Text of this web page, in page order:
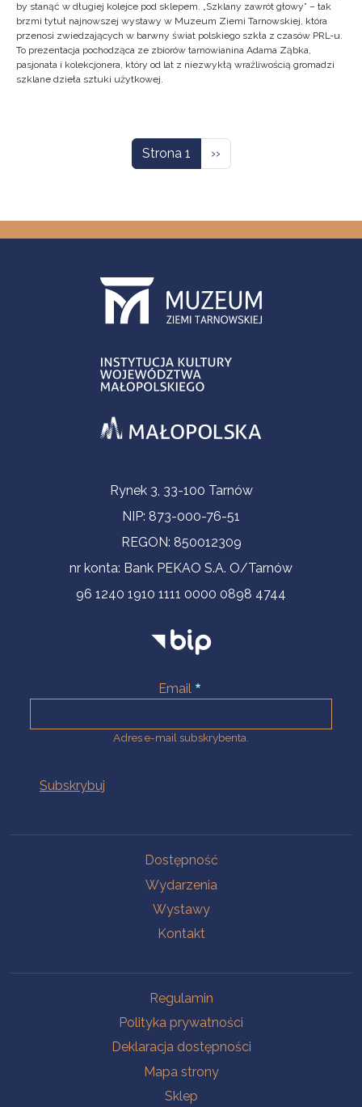
by stanąć w długiej kolejce pod sklepem. „Szklany zawrót głowy” – tak
brzmi tytuł najnowszej wystawy w Muzeum Ziemi Tarnowskiej, która
przenosi zwiedzających w barwny świat polskiego szkła z czasów PRL-u.
To prezentacja pochodząca ze zbiorów tarnowianina Adama Ząbka,
pasjonata i kolekcjonera, który od lat z niezwykłą wrażliwością gromadzi
szklane dzieła sztuki użytkowej.
Strona 1 Następna strona
››
Informacje kontaktoweRynek 3, 33-100 Tarnów
NIP: 873-000-76-51
REGON: 850012309
nr konta: Bank PEKAO S.A. O/Tarnów
96 1240 1910 1111 0000 0898 4744
Email
Adres e-mail subskrybenta.
Dostępność
Wydarzenia
Wystawy
Kontakt
Regulamin
Polityka prywatności
Deklaracja dostępności
Mapa strony
Sklep